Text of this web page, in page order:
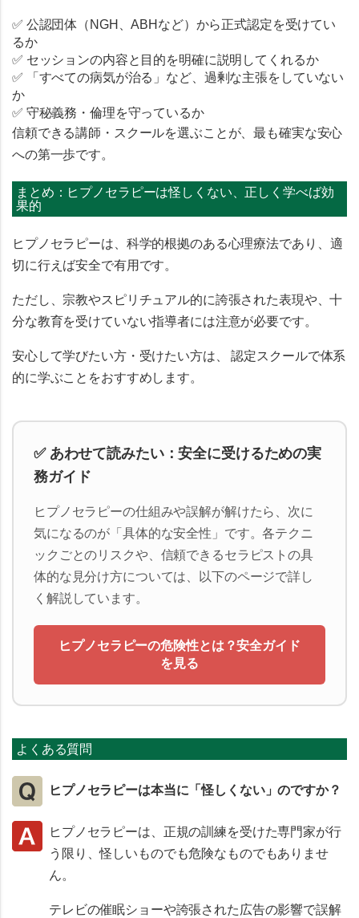
✅ 公認団体（NGH、ABHなど）から正式認定を受けてい
るか
✅ セッションの内容と目的を明確に説明してくれるか
✅ 「すべての病気が治る」など、過剰な主張をしていない
か
✅ 守秘義務・倫理を守っているか
信頼できる講師・スクールを選ぶことが、最も確実な安心
への第一歩です。
まとめ：ヒプノセラピーは怪しくない、正しく学べば効
果的
ヒプノセラピーは、 科学的根拠のある心理療法であり、適
切に行えば安全で有用です。
ただし、宗教やスピリチュアル的に誇張された表現や、十
分な教育を受けていない指導者には注意が必要です。
安心して学びたい方・受けたい方は、認定スクールで体系
的に学ぶこと をおすすめします。
✅ あわせて読みたい：安全に受けるための実
務ガイド
ヒプノセラピーの仕組みや誤解が解けたら、次に
気になるのが「具体的な安全性」です。各テクニ
ックごとのリスクや、信頼できるセラピストの具
体的な見分け方については、以下のページで詳し
く解説しています。
ヒプノセラピーの危険性とは？安全ガイド
を見る
よくある質問
ヒプノセラピーは本当に「怪しくない」のですか？
ヒプノセラピーは、正規の訓練を受けた専門家が行
う限り、怪しいものでも危険なものでもありませ
ん。
テレビの催眠ショーや誇張された広告の影響で誤解